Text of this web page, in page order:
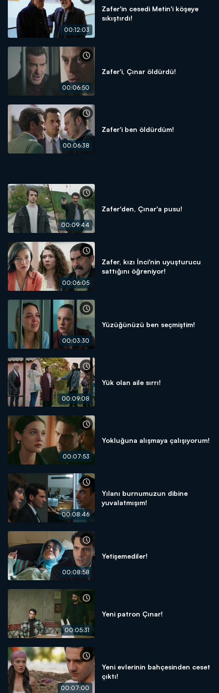
00:12:03
Zafer'in cesedi Metin'i köşeye
sıkıştırdı!
00:06:50
Zafer'i, Çınar öldürdü!
00:06:38
Zafer'i ben öldürdüm!
00:09:44
Zafer'den, Çınar'a pusu!
00:06:05
Zafer, kızı İnci'nin uyuşturucu
sattığını öğreniyor!
00:03:30
Yüzüğünüzü ben seçmiştim!
00:09:08
Yük olan aile sırrı!
00:07:53
Yokluğuna alışmaya çalışıyorum!
00:08:46
Yılanı burnumuzun dibine
yuvalatmışım!
00:08:58
Yetişemediler!
00:05:31
Yeni patron Çınar!
00:07:00
Yeni evlerinin bahçesinden ceset
çıktı!